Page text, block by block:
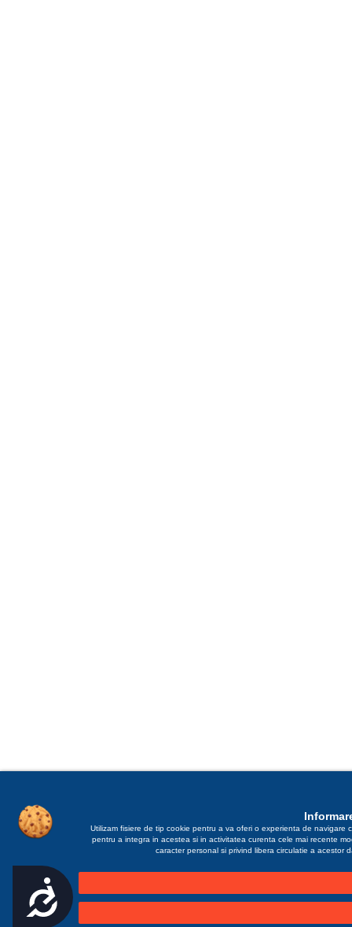
Accesibilitate
Utilizam fisiere de tip cookie pentru a va oferi o experienta de navigare
pentru a integra in acestea si in activitatea curenta cele mai recente
caracter personal si privind libera circulatie a acestor